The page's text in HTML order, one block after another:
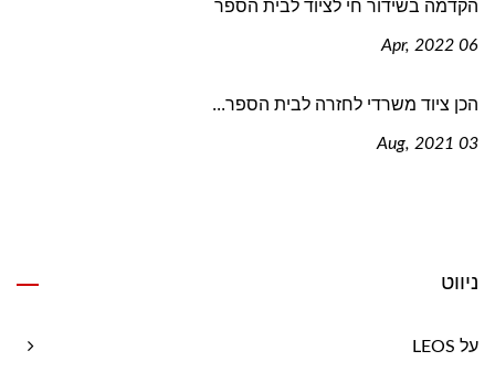
הקדמה בשידור חי לציוד לבית הספר
06 Apr, 2022
הכן ציוד משרדי לחזרה לבית הספר...
03 Aug, 2021
ניווט
על LEOS